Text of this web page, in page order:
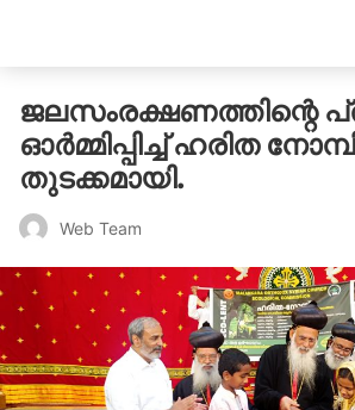
ജലസംരക്ഷണത്തിന്റെ
ഓർമ്മിപ്പിച്ച് ഹരിത
തുടക്കമായി.
Web Team